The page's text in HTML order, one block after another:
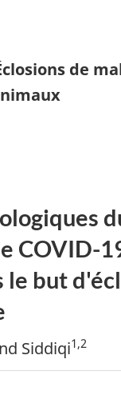
de
COVID-
le but
Siddiqi1,2